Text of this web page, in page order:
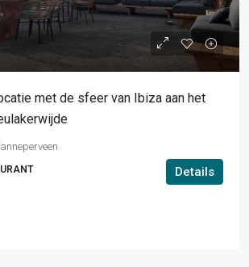
met de sfeer van Ibiza aan het
Details